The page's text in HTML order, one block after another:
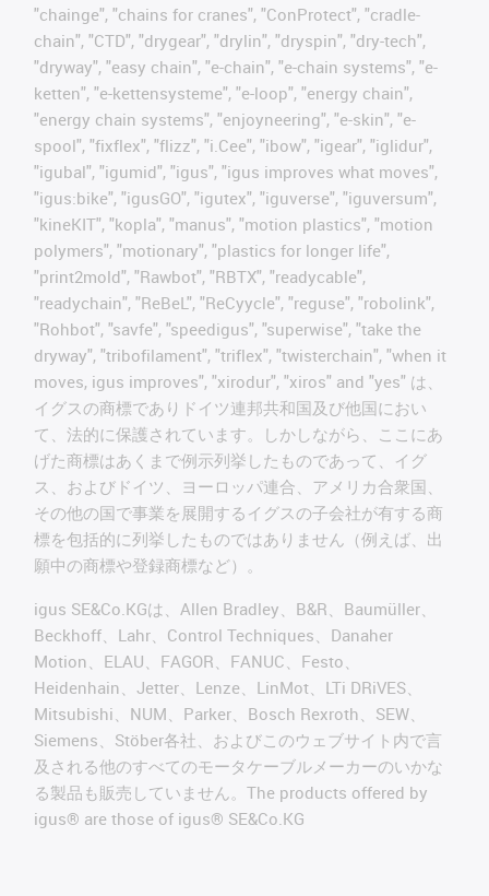
"chainge", "chains for cranes", "ConProtect", "cradle-
chain", "CTD", "drygear", "drylin", "dryspin", "dry-tech",
"dryway", "easy chain", "e-chain", "e-chain systems", "e-
ketten", "e-kettensysteme", "e-loop", "energy chain",
"energy chain systems", "enjoyneering", "e-skin", "e-
spool", "fixflex", "flizz", "i.Cee", "ibow", "igear", "iglidur",
"igubal", "igumid", "igus", "igus improves what moves",
"igus:bike", "igusGO", "igutex", "iguverse", "iguversum",
"kineKIT", "kopla", "manus", "motion plastics", "motion
polymers", "motionary", "plastics for longer life",
"print2mold", "Rawbot", "RBTX", "readycable",
"readychain", "ReBeL", "ReCyycle", "reguse", "robolink",
"Rohbot", "savfe", "speedigus", "superwise", "take the
dryway", "tribofilament", "triflex", "twisterchain", "when it
moves, igus improves", "xirodur", "xiros" and "yes" は、
イグスの商標でありドイツ連邦共和国及び他国におい
て、法的に保護されています。しかしながら、ここにあ
げた商標はあくまで例示列挙したものであって、イグ
ス、およびドイツ、ヨーロッパ連合、アメリカ合衆国、
その他の国で事業を展開するイグスの子会社が有する商
標を包括的に列挙したものではありません（例えば、出
願中の商標や登録商標など）。
igus SE&Co.KGは、Allen Bradley、B&R、Baumüller、
Beckhoff、Lahr、Control Techniques、Danaher
Motion、ELAU、FAGOR、FANUC、Festo、
Heidenhain、Jetter、Lenze、LinMot、LTi DRiVES、
Mitsubishi、NUM、Parker、Bosch Rexroth、SEW、
Siemens、Stöber各社、およびこのウェブサイト内で言
及される他のすべてのモータケーブルメーカーのいかな
る製品も販売していません。The products offered by
igus® are those of igus® SE&Co.KG